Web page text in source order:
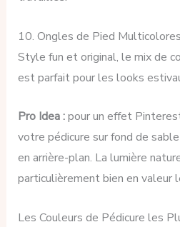
10. Ongles de Pied Multicolores
Style fun et original, le mix de
est parfait pour les looks
Pro Idea :pour un effet
votre pédicure sur fond de
en arrière-plan. La lumière
particulièrement bien en valeur
Les Couleurs de Pédicure les